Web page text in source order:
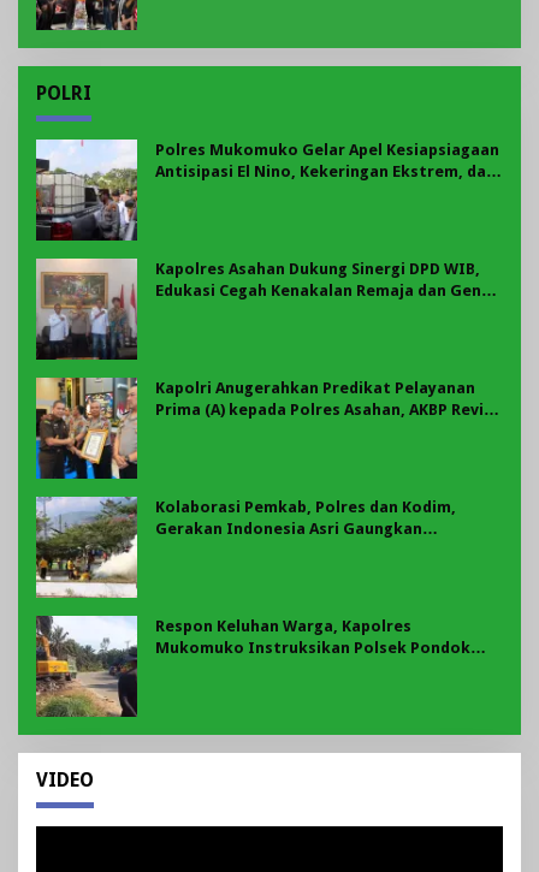
POLRI
Polres Mukomuko Gelar Apel Kesiapsiagaan
Antisipasi El Nino, Kekeringan Ekstrem, dan
Kapolres Asahan Dukung Sinergi DPD WIB,
Edukasi Cegah Kenakalan Remaja dan Geng
Kapolri Anugerahkan Predikat Pelayanan
Prima (A) kepada Polres Asahan, AKBP Revi
Kolaborasi Pemkab, Polres dan Kodim,
Gerakan Indonesia Asri Gaungkan
Respon Keluhan Warga, Kapolres
Mukomuko Instruksikan Polsek Pondok
VIDEO